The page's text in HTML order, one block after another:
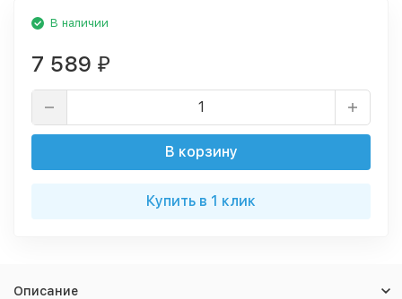
В наличии
7 589 ₽
В корзину
Купить в 1 клик
Описание